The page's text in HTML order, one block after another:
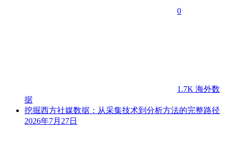
0
1.7K 海外数
据
挖掘西方社媒数据：从采集技术到分析方法的完整路径
2026年7月27日